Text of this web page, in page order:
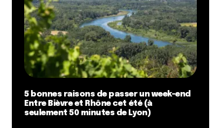
5 bonnes raisons de passer un week-end
Entre Bièvre et Rhône cet été (à
seulement 50 minutes de Lyon)